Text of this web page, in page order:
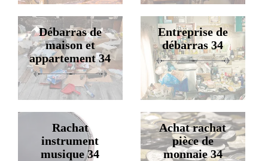
Débarras de
maison et
appartement 34
Entreprise de
débarras 34
Rachat
instrument
musique 34
Achat rachat
pièce de
monnaie 34